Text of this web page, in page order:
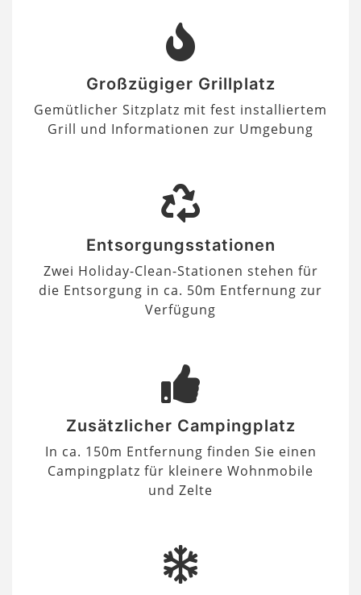
Großzügiger Grillplatz
Gemütlicher Sitzplatz mit fest installiertem
Grill und Informationen zur Umgebung
Entsorgungsstationen
Zwei Holiday-Clean-Stationen stehen für
die Entsorgung in ca. 50m Entfernung zur
Verfügung
Zusätzlicher Campingplatz
In ca. 150m Entfernung finden Sie einen
Campingplatz für kleinere Wohnmobile
und Zelte